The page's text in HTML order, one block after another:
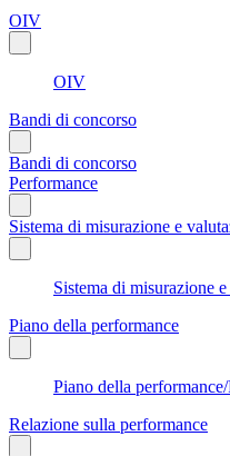
OIV
OIV
Bandi di concorso
Bandi di concorso
Performance
Sistema di misurazione e
Sistema di misurazione
Piano della performance
Piano della
Relazione sulla performance